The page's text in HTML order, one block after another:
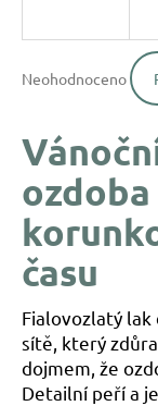
hodnocení
0,0
5
hvězdiček.
Neohodnoceno
času
Fialovozlatý
sítě, který
dojmem, že
Detailní peří a
í
?
D
o
p